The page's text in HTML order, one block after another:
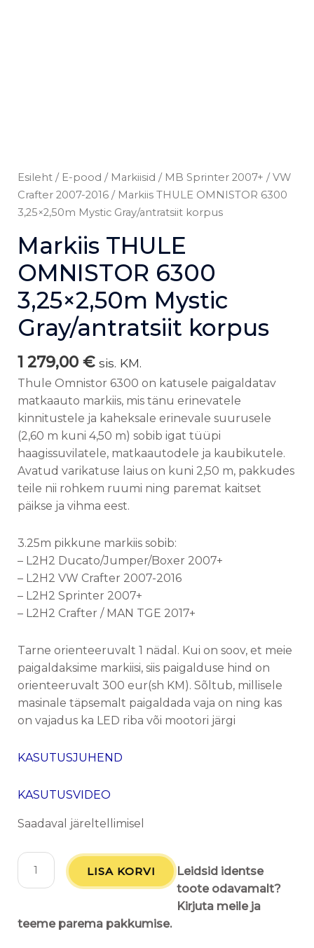
Esileht/ E-pood / Markiisid / MB Sprinter 2007+ / VW
Crafter 2007-2016/ Markiis THULE OMNISTOR 6300
3,25×2,50m Mystic Gray/antratsiit korpus
Markiis THULE
OMNISTOR 6300
3,25×2,50m Mystic
Gray/antratsiit korpus
1 279,00 € sis. KM.
Thule Omnistor 6300 on katusele paigaldatav
matkaauto markiis, mis tänu erinevatele
kinnitustele ja kaheksale erinevale suurusele
(2,60 m kuni 4,50 m) sobib igat tüüpi
haagissuvilatele, matkaautodele ja kaubikutele.
Avatud varikatuse laius on kuni 2,50 m, pakkudes
teile nii rohkem ruumi ning paremat kaitset
päikse ja vihma eest.
3.25m pikkune markiis sobib:
– L2H2 Ducato/Jumper/Boxer 2007+
– L2H2 VW Crafter 2007-2016
– L2H2 Sprinter 2007+
– L2H2 Crafter / MAN TGE 2017+
Tarne orienteeruvalt 1 nädal. Kui on soov, et meie
paigaldaksime markiisi, siis paigalduse hind on
orienteeruvalt 300 eur(sh KM). Sõltub, millisele
masinale täpsemalt paigaldada vaja on ning kas
on vajadus ka LED riba või mootori järgi
KASUTUSJUHEND
KASUTUSVIDEO
Saadaval järeltellimisel
LISA KORVI
Leidsid identse
toote odavamalt?
Kirjuta meile ja
teeme parema pakkumise.